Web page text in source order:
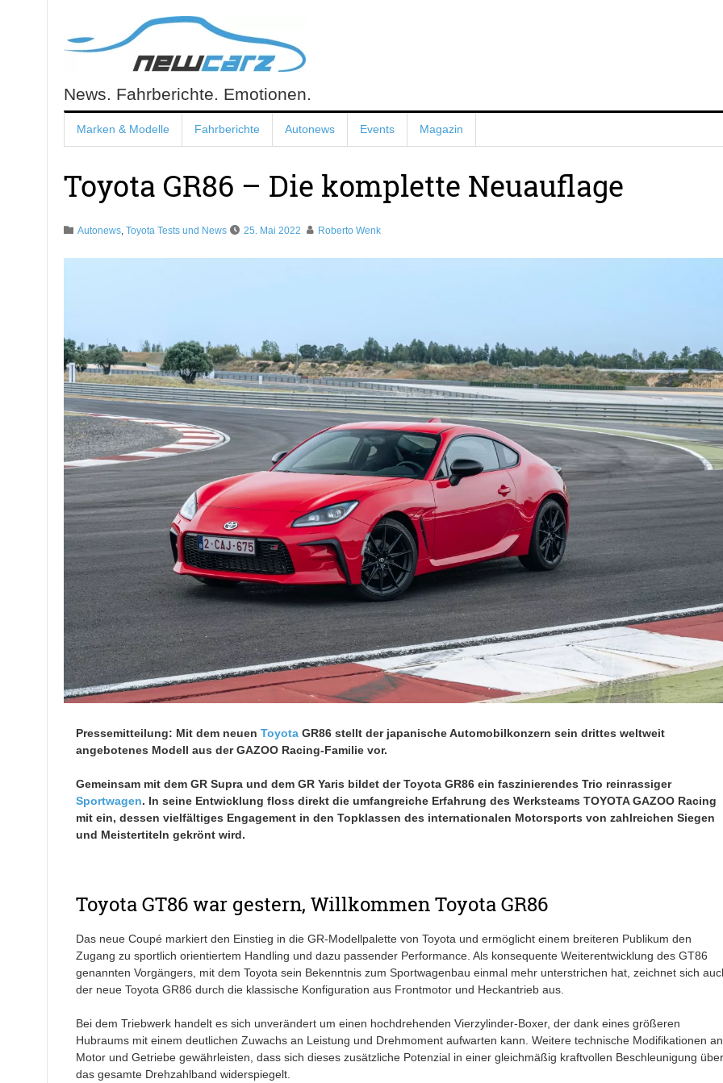
content
NewCarz.de
News. Fahrberichte. Emotionen.
Marken & Modelle Fahrberichte Autonews Events Magazin
Toyota GR86 – Die komplette Neuauflage
Autonews, Toyota Tests und News 25. Mai 2022 Roberto Wenk
Pressemitteilung: Mit dem neuen ToyotaGR86 stellt der japanische Automobilkonzern sein drittes weltweit
angebotenes Modell aus der GAZOO Racing-Familie vor.
Gemeinsam mit dem GR Supra und dem GR Yaris bildet der Toyota GR86 ein faszinierendes Trio reinrassiger
Sportwagen. In seine Entwicklung floss direkt die umfangreiche Erfahrung des Werksteams TOYOTA GAZOO Racing
mit ein, dessen vielfältiges Engagement in den Topklassen des internationalen Motorsports von zahlreichen Siegen
und Meistertiteln gekrönt wird.
Toyota GT86 war gestern, Willkommen Toyota GR86
Das neue Coupé markiert den Einstieg in die GR-Modellpalette von Toyota und ermöglicht einem breiteren Publikum den
Zugang zu sportlich orientiertem Handling und dazu passender Performance. Als konsequente Weiterentwicklung des GT86
genannten Vorgängers, mit dem Toyota sein Bekenntnis zum Sportwagenbau einmal mehr unterstrichen hat, zeichnet sich
der neue Toyota GR86 durch die klassische Konfiguration aus Frontmotor und Heckantrieb aus.
Bei dem Triebwerk handelt es sich unverändert um einen hochdrehenden Vierzylinder-Boxer, der dank eines größeren
Hubraums mit einem deutlichen Zuwachs an Leistung und Drehmoment aufwarten kann. Weitere technische Modifikationen an
Motor und Getriebe gewährleisten, dass sich dieses zusätzliche Potenzial in einer gleichmäßig kraftvollen Beschleunigung über
das gesamte Drehzahlband widerspiegelt.